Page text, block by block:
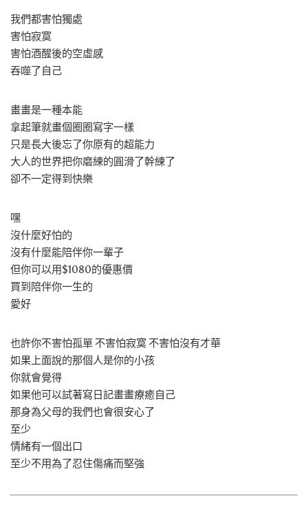
我們都害怕獨處
害怕寂寞
害怕酒醒後的空虛感
吞噬了自己
畫畫是一種本能
拿起筆就畫個圈圈寫字一樣
只是長大後忘了你原有的超能力
大人的世界把你磨練的圓滑了幹練了
卻不一定得到快樂
嘿
沒什麼好怕的
沒有什麼能陪伴你一輩子
但你可以用$1080的優惠價
買到陪伴你一生的
愛好
也許你不害怕孤單 不害怕寂寞 不害怕沒有才華
如果上面說的那個人是你的小孩
你就會覺得
如果他可以試著寫日記畫畫療癒自己
那身為父母的我們也會很安心了
至少
情緒有一個出口
至少不用為了忍住傷痛而堅強